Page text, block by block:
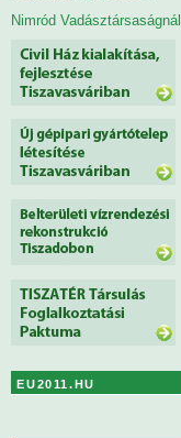
Nimród Vadásztársaságnál
EU2011.HU